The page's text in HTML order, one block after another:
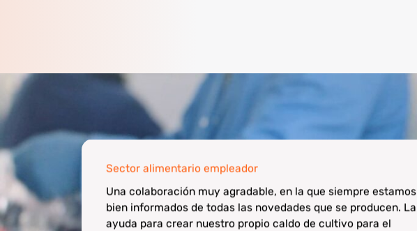
Sector alimentario empleador
Una colaboración muy agradable, en la que siempre estamos
bien informados de todas las novedades que se producen. La
ayuda para crear nuestro propio caldo de cultivo para el